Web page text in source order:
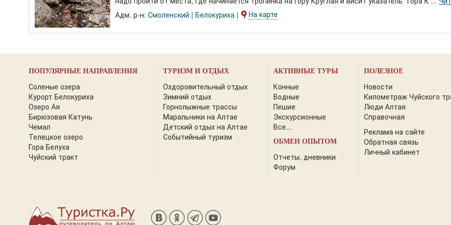
небольшим метров по дороге
Адм. р-н: Смоленский Белокуриха На карте
ПОПУЛЯРНЫЕ НАПРАВЛЕНИЯ
Соленые озера
Курорт Белокуриха
Озеро Ая
Бирюзовая Катунь
Чемал
Телецкое озеро
Гора Белуха
Чуйский тракт
ТУРИЗМ И ОТДЫХ
Оздоровительный отдых
Зимний отдых
Горнолыжные трассы
Маральники на Алтае
Детский отдых на Алтае
Событийный туризм
АКТИВНЫЕ ТУРЫ
Конные
Водные
Пешие
Экскурсионные
Все...
ОБМЕН ОПЫТОМ
Отчеты, дневники
Форум
ПОЛЕЗНОЕ
Новости
Километраж Чуйского
Люди Алтая
Справочная
Реклама на сайте
Обратная связь
Личный кабинет